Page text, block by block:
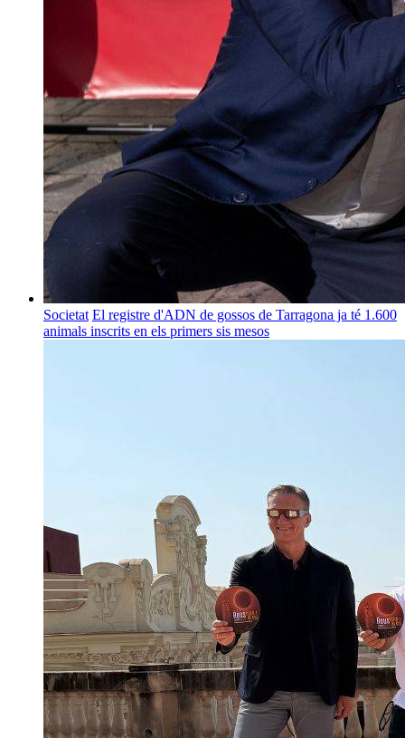
Societat El registre d'ADN de gossos de Tarragona ja té 1.600
animals inscrits en els primers sis mesos